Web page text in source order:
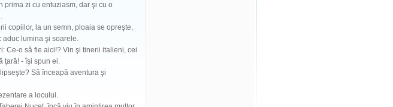
zi cu entuziasm, dar şi cu o
copiilor, la un semn, ploaia se opreşte,
aduc lumina şi soarele.
Ce-o să fie aici!? Vin şi tinerii italieni, cei
ţară! - îşi spun ei.
Să înceapă aventura şi
a locului.